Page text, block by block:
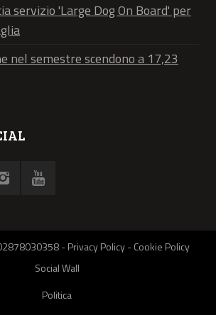
servizio 'Large Dog On Board' per
nel semestre scendono a 17,23
-Privacy Policy-Cookie Policy
Social Wall
Politica